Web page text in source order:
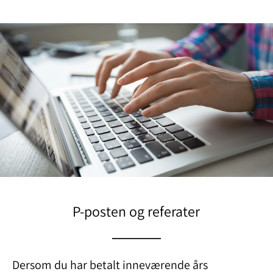
P-posten og referater
Dersom du har betalt inneværende års